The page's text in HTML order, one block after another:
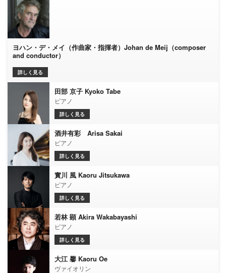
ヨハン・デ・メイ（作曲家・指揮者）Johan de Meij（composer
and conductor）
詳しく見る
田部 京子 Kyoko Tabe
ピアノ
詳しく見る
酒井有彩 Arisa Sakai
ピアノ
詳しく見る
實川 風 Kaoru Jitsukawa
ピアノ
詳しく見る
若林 顕 Akira Wakabayashi
ピアノ
詳しく見る
大江 馨 Kaoru Oe
ヴァイオリン